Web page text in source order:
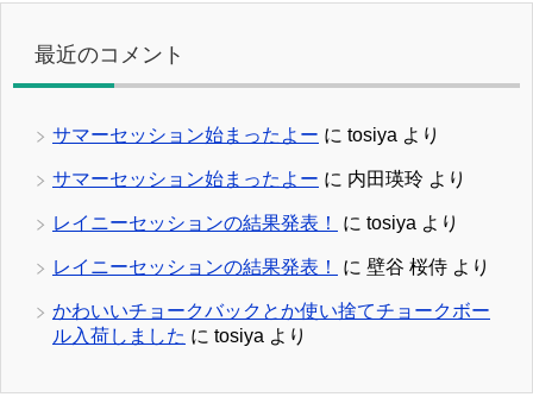
最近のコメント
サマーセッション始まったよー に tosiya より
サマーセッション始まったよー に 内田瑛玲 より
レイニーセッションの結果発表！ に tosiya より
レイニーセッションの結果発表！ に 壁谷 桜侍 より
かわいいチョークバックとか使い捨てチョークボー
ル入荷しました に tosiya より